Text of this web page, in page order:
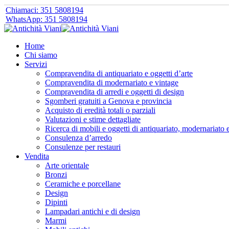
Chiamaci: 351 5808194
WhatsApp: 351 5808194
Home
Chi siamo
Servizi
Compravendita di antiquariato e oggetti d’arte
Compravendita di modernariato e vintage
Compravendita di arredi e oggetti di design
Sgomberi gratuiti a Genova e provincia
Acquisto di eredità totali o parziali
Valutazioni e stime dettagliate
Ricerca di mobili e oggetti di antiquariato, modernariato
Consulenza d’arredo
Consulenze per restauri
Vendita
Arte orientale
Bronzi
Ceramiche e porcellane
Design
Dipinti
Lampadari antichi e di design
Marmi